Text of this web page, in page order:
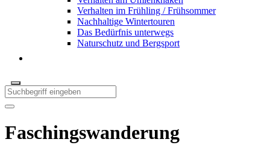
Verhalten im Frühling / Frühsommer
Nachhaltige Wintertouren
Das Bedürfnis unterwegs
Naturschutz und Bergsport
Faschingswanderung